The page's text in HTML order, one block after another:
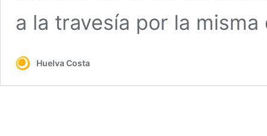
a la travesía por la
Huelva Costa